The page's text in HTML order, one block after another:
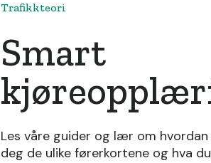
Trafikkteori
Smart
Les våre guider og lær om hvordan
deg de ulike førerkortene og hva